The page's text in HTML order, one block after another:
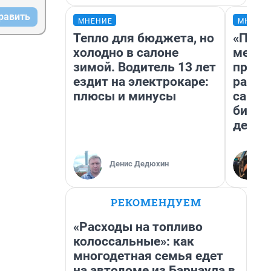
МНЕНИЕ
Тепло для бюджета, но
холодно в салоне
зимой. Водитель 13 лет
ездит на электрокаре:
плюсы и минусы
Денис Дедюхин
РЕКОМЕНДУЕМ
«Расходы на топливо
колоссальные»: как
многодетная семья едет